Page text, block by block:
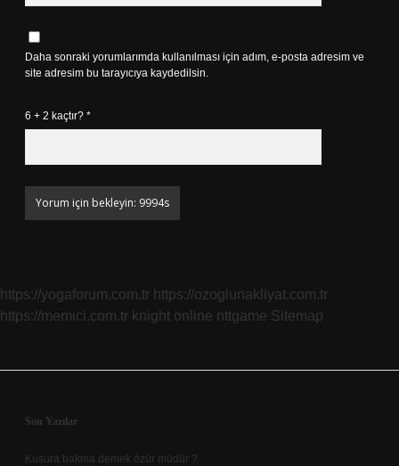
Daha sonraki yorumlarımda kullanılması için adım, e-posta adresim ve
site adresim bu tarayıcıya kaydedilsin.
6 + 2 kaçtır? *
https://yogaforum.com.tr https://ozoglunakliyat.com.tr
https://memici.com.tr knight online nttgame Sitemap
Sidebar
Son Yazılar
Kusura bakma demek özür müdür ?